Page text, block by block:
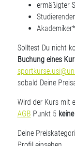
ermäßigter
Solltest Du nicht
Buchung eines
sobald Deine
Wird der Kurs mit
AGB Punkt 5 keine
Deine